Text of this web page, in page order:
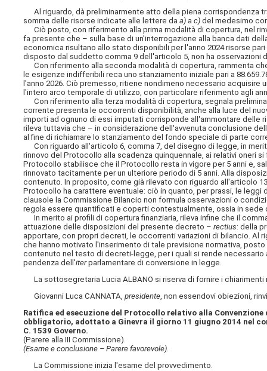
Al riguardo, dà preliminarmente atto della piena corrispondenza
somma delle risorse indicate alle lettere daa) ac) del medesimo
Ciò posto, con riferimento alla prima modalità di copertura, nel
fa presente che – sulla base di un'interrogazione alla banca dati
economica risultano allo stato disponibili per l'anno 2024 risorse
disposto dal suddetto comma 9 dell'articolo 5, non ha osservazioni
Con riferimento alla seconda modalità di copertura, rammenta
le esigenze indifferibili reca uno stanziamento iniziale pari a
l'anno 2026. Ciò premesso, ritiene nondimeno necessario
l'intero arco temporale di utilizzo, con particolare riferimento agli
Con riferimento alla terza modalità di copertura, segnala
corrente presenta le occorrenti disponibilità, anche alla luce del
importi ad ognuno di essi imputati corrisponde all'ammontare delle
rileva tuttavia che – in considerazione dell'avvenuta conclusione
al fine di richiamare lo stanziamento del fondo speciale di parte
Con riguardo all'articolo 6, comma 7, del disegno di legge, in
rinnovo del Protocollo alla scadenza quinquennale, ai relativi oneri
Protocollo stabilisce che il Protocollo resta in vigore per 5 anni e,
rinnovato tacitamente per un ulteriore periodo di 5 anni. Alla
contenuto. In proposito, come già rilevato con riguardo all'articolo
Protocollo ha carattere eventuale: ciò in quanto, per prassi, le
clausole la Commissione Bilancio non formula osservazioni o
regola essere quantificati e coperti contestualmente, ossia in sede
In merito ai profili di copertura finanziaria, rileva infine che il
attuazione delle disposizioni del presente decreto –rectius: della
apportare, con propri decreti, le occorrenti variazioni di bilancio. Al
che hanno motivato l'inserimento di tale previsione normativa,
contenuto nel testo di decreti-legge, per i quali si rende
pendenza dell'iterparlamentare di conversione in legge.
La sottosegretaria Lucia ALBANO si riserva di fornire i
Giovanni Luca CANNATA,presidente, non essendovi obiezioni,
Ratifica ed esecuzione del Protocollo relativo alla
obbligatorio, adottato a Ginevra il giorno 11 giugno 2014 nel
C. 1539 Governo.
(Parere alla III Commissione).
(Esame e conclusione – Parere favorevole).
La Commissione inizia l'esame del provvedimento.